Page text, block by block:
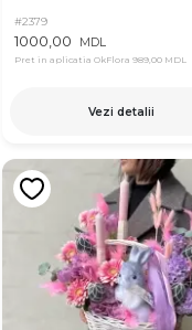
#2379
1000,00 MDL
Pret in aplicatia OkFlora 989,00 MDL
Vezi detalii